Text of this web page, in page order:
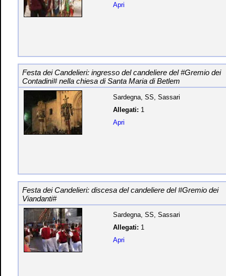
Apri
Festa dei Candelieri: ingresso del candeliere del #Gremio dei
Contadini# nella chiesa di Santa Maria di Betlem
Sardegna, SS, Sassari
Allegati: 1
Apri
Festa dei Candelieri: discesa del candeliere del #Gremio dei
Viandanti#
Sardegna, SS, Sassari
Allegati: 1
Apri